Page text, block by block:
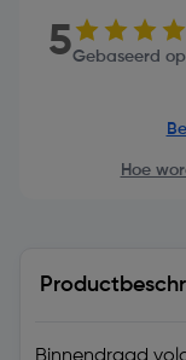
5Gebaseerd
Hoe